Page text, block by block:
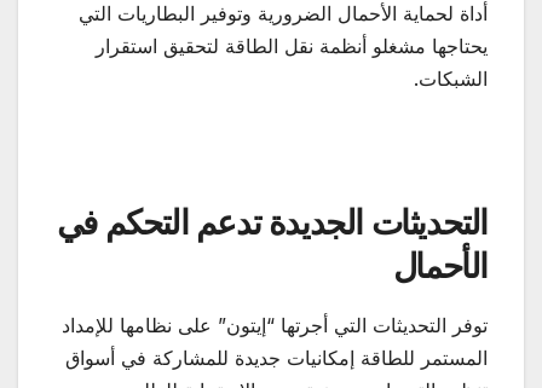
أداة لحماية الأحمال الضرورية وتوفير البطاريات التي
يحتاجها مشغلو أنظمة نقل الطاقة لتحقيق استقرار
الشبكات.
التحديثات الجديدة تدعم التحكم في
الأحمال
توفر التحديثات التي أجرتها “إيتون” على نظامها للإمداد
المستمر للطاقة إمكانيات جديدة للمشاركة في أسواق